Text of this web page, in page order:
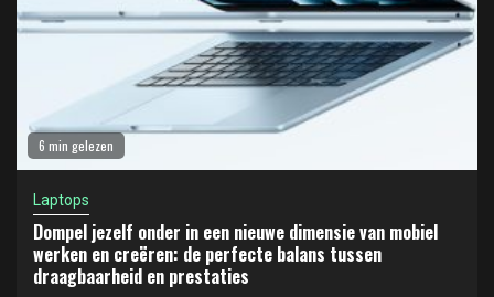
6 min gelezen
Laptops
Dompel jezelf onder in een nieuwe dimensie van mobiel
werken en creëren: de perfecte balans tussen
draagbaarheid en prestaties